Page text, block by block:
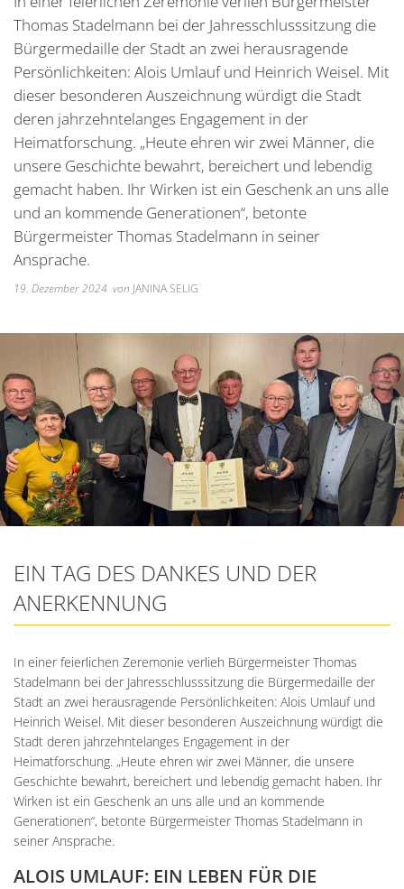
2025
Online Anträge Online Portal
Stellenangebote Bauhofmitarbeiter für
Bekanntmachungen
Errichtung von
Managementplan Natura
Bekanntmachung der
Bekanntmachung zum
Kommunalwahl 2026
Wohnen im
Integration
Friedhof
Friedhof
Friedhof
Friedhof
Kommunale Wärmeplanung
Wohnmobilstellplatz
Wein, Bier und Edelbrände
Thomas Stadelmann bei der Jahresschlusssitzung die
Bürgermedaille der Stadt an zwei herausragende
Persönlichkeiten: Alois Umlauf und Heinrich Weisel. Mit
dieser besonderen Auszeichnung würdigt die Stadt
deren jahrzehntelanges Engagement in der
Heimatforschung. „Heute ehren wir zwei Männer, die
unsere Geschichte bewahrt, bereichert und lebendig
gemacht haben. Ihr Wirken ist ein Geschenk an uns alle
und an kommende Generationen“, betonte
Bürgermeister Thomas Stadelmann in seiner
Ansprache.
19. Dezember 2024 von JANINA SELIG
EIN TAG DES DANKES UND DER
ANERKENNUNG
In einer feierlichen Zeremonie verlieh Bürgermeister Thomas
Stadelmann bei der Jahresschlusssitzung die Bürgermedaille der
Stadt an zwei herausragende Persönlichkeiten: Alois Umlauf und
Heinrich Weisel. Mit dieser besonderen Auszeichnung würdigt die
Stadt deren jahrzehntelanges Engagement in der
Heimatforschung. „Heute ehren wir zwei Männer, die unsere
Geschichte bewahrt, bereichert und lebendig gemacht haben. Ihr
Wirken ist ein Geschenk an uns alle und an kommende
Generationen“, betonte Bürgermeister Thomas Stadelmann in
seiner Ansprache.
ALOIS UMLAUF: EIN LEBEN FÜR DIE